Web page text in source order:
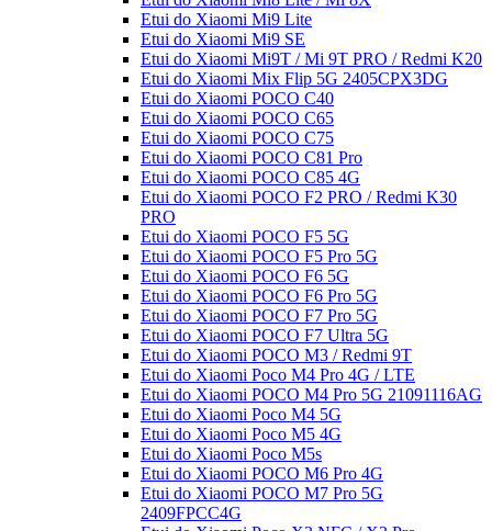
Etui do Xiaomi Mi9 Lite
Etui do Xiaomi Mi9 SE
Etui do Xiaomi Mi9T / Mi 9T PRO / Redmi K20
Etui do Xiaomi Mix Flip 5G 2405CPX3DG
Etui do Xiaomi POCO C40
Etui do Xiaomi POCO C65
Etui do Xiaomi POCO C75
Etui do Xiaomi POCO C81 Pro
Etui do Xiaomi POCO C85 4G
Etui do Xiaomi POCO F2 PRO / Redmi K30
PRO
Etui do Xiaomi POCO F5 5G
Etui do Xiaomi POCO F5 Pro 5G
Etui do Xiaomi POCO F6 5G
Etui do Xiaomi POCO F6 Pro 5G
Etui do Xiaomi POCO F7 Pro 5G
Etui do Xiaomi POCO F7 Ultra 5G
Etui do Xiaomi POCO M3 / Redmi 9T
Etui do Xiaomi Poco M4 Pro 4G / LTE
Etui do Xiaomi POCO M4 Pro 5G 21091116AG
Etui do Xiaomi Poco M4 5G
Etui do Xiaomi Poco M5 4G
Etui do Xiaomi Poco M5s
Etui do Xiaomi POCO M6 Pro 4G
Etui do Xiaomi POCO M7 Pro 5G
2409FPCC4G